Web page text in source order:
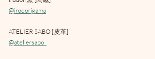
@irodorigama
ATELIER SABO [皮革]
@ateliersabo_